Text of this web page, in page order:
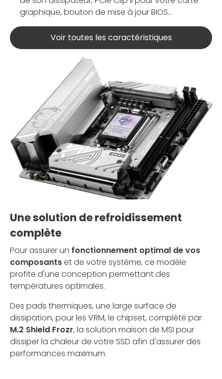
graphique, bouton de mise à jour BIOS...
Voir toutes les caractéristiques
Une solution de refroidissement
complète
Pour assurer un fonctionnement optimal de vos
composantset de votre système, ce modèle
profite d'une conception permettant des
températures optimales.
Des pads thermiques, une large surface de
dissipation, pour les VRM, le chipset, complété par
M.2 Shield Frozr, la solution maison de MSI pour
dissiper la chaleur de votre SSD afin d'assurer des
performances maximum.